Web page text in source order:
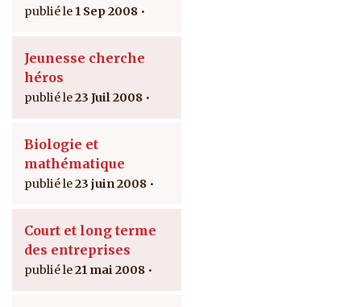
1 Sep 2008
Jeunesse cherche
héros
23 Juil 2008
Biologie et
mathématique
23 juin 2008
Court et long terme
des entreprises
21 mai 2008